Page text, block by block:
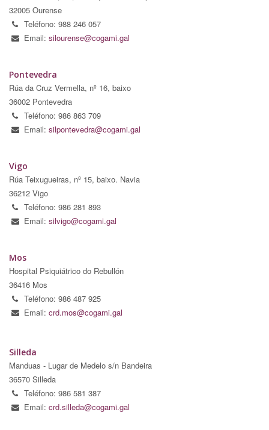
32005 Ourense
Teléfono: 988 246 057
Email: silourense@cogami.gal
Pontevedra
Rúa da Cruz Vermella, nº 16, baixo
36002 Pontevedra
Teléfono: 986 863 709
Email: silpontevedra@cogami.gal
Vigo
Rúa Teixugueiras, nº 15, baixo. Navia
36212 Vigo
Teléfono: 986 281 893
Email: silvigo@cogami.gal
Mos
Hospital Psiquiátrico do Rebullón
36416 Mos
Teléfono: 986 487 925
Email: crd.mos@cogami.gal
Silleda
Manduas - Lugar de Medelo s/n Bandeira
36570 Silleda
Teléfono: 986 581 387
Email: crd.silleda@cogami.gal